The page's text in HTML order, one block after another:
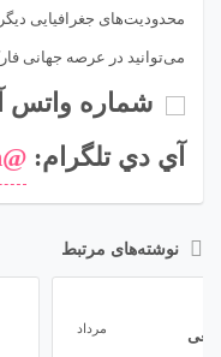
محدودیت‌های جغرافیایی
می‌توانید در عرصه جهانی
شماره واتس
آي دي تلگرام: @aayateam
نوشته‌های مرتبط
بهترین روش خرید ربات با تتر